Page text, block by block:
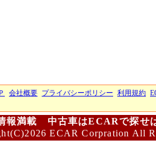
会社概要 プライバシーポリシー 利用規約
報満載 中古車はECARで探せ
ECAR Corpration All